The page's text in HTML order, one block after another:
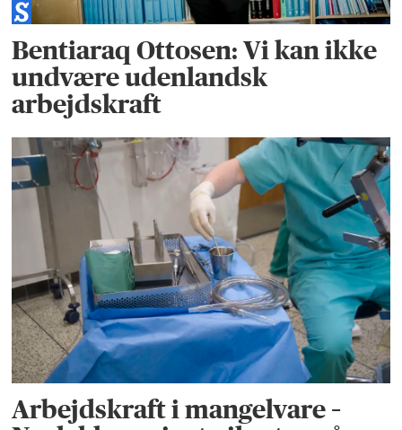
Bentiaraq Ottosen: Vi kan ikke
undvære udenlandsk
arbejdskraft
Arbejdskraft i mangelvare –